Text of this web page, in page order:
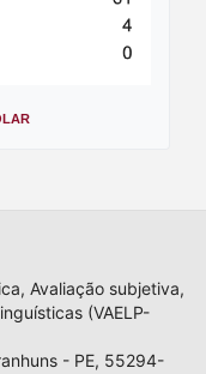
Avaliação subjetiva,
(VAELP-
- PE, 55294-